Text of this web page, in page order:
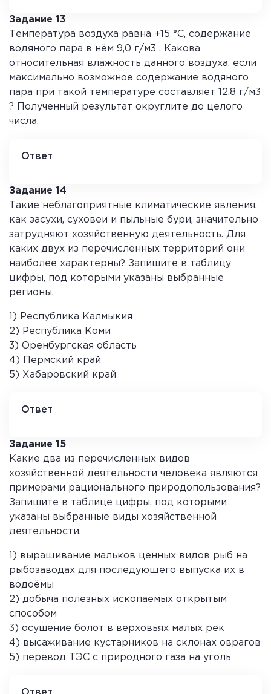
Задание 13
Температура воздуха равна +15 °С, содержание
водяного пара в нём 9,0 г/м3 . Какова
относительная влажность данного воздуха, если
максимально возможное содержание водяного
пара при такой температуре составляет 12,8 г/м3
? Полученный результат округлите до целого
числа.
Ответ
Задание 14
Такие неблагоприятные климатические явления,
как засухи, суховеи и пыльные бури, значительно
затрудняют хозяйственную деятельность. Для
каких двух из перечисленных территорий они
наиболее характерны? Запишите в таблицу
цифры, под которыми указаны выбранные
регионы.
1) Республика Калмыкия
2) Республика Коми
3) Оренбургская область
4) Пермский край
5) Хабаровский край
Ответ
Задание 15
Какие два из перечисленных видов
хозяйственной деятельности человека являются
примерами рационального природопользования?
Запишите в таблице цифры, под которыми
указаны выбранные виды хозяйственной
деятельности.
1) выращивание мальков ценных видов рыб на
рыбозаводах для последующего выпуска их в
водоёмы
2) добыча полезных ископаемых открытым
способом
3) осушение болот в верховьях малых рек
4) высаживание кустарников на склонах оврагов
5) перевод ТЭС с природного газа на уголь